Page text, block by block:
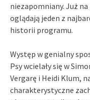
niezapomniany. Już
oglądają jeden z
historii programu.
Występ w genialny
Psy wcielały się w
Vergarę i Heidi Klum,
charakterystyczne